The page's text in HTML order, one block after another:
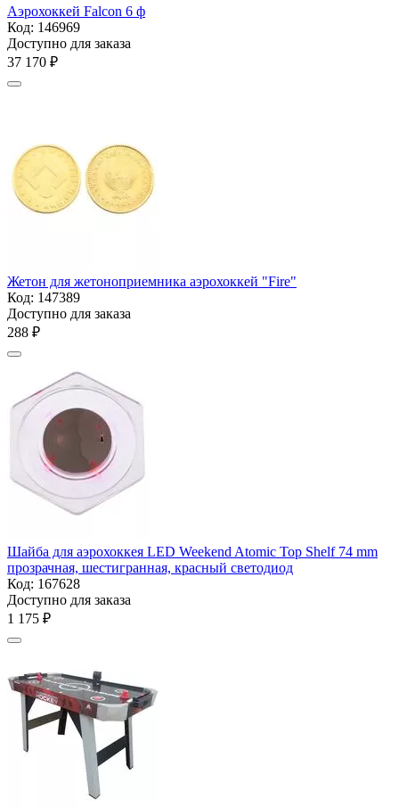
Аэрохоккей Falcon 6 ф
Код: 146969
Доступно для заказа
37 170 ₽
Жетон для жетоноприемника аэрохоккей "Fire"
Код: 147389
Доступно для заказа
‍288‍ ₽
Шайба для аэрохоккея LED Weekend Atomic Top Shelf 74 mm
прозрачная, шестигранная, красный светодиод
Код: 167628
Доступно для заказа
1 175 ₽